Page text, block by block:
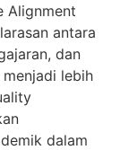
Alignment
antara
dan
lebih
dalam